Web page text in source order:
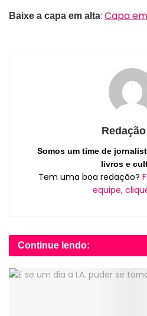
Baixe a capa em alta: Capa
Somos um time de
livros e
Tem uma boa redação?
equipe,
Continue lendo: